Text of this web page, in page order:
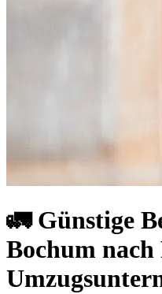
🚛 Günstige
Bochum nach